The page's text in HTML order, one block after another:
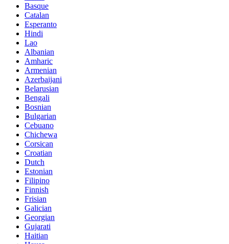
Basque
Catalan
Esperanto
Hindi
Lao
Albanian
Amharic
Armenian
Azerbaijani
Belarusian
Bengali
Bosnian
Bulgarian
Cebuano
Chichewa
Corsican
Croatian
Dutch
Estonian
Filipino
Finnish
Frisian
Galician
Georgian
Gujarati
Haitian